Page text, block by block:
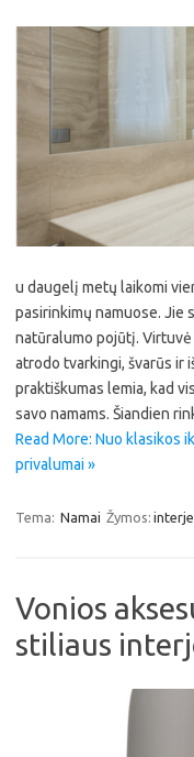
u daugelį metų laikomi
pasirinkimų namuose. Jie
natūralumo pojūtį. Virtuvė
atrodo tvarkingi, švarūs ir
praktiškumas lemia, kad
savo namams. Šiandien
Read More: Nuo klasikos
privalumai »
Tema: Namai Žymos:
Vonios
stiliaus